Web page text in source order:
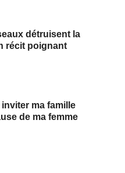
détruisent la
récit poignant
inviter ma famille
de ma femme